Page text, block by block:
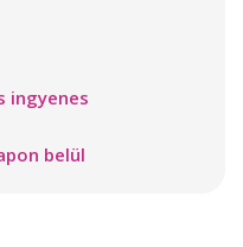
ingyenes
belül